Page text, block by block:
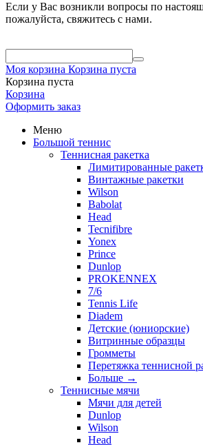
Если у Вас возникли вопросы по
пожалуйста, свяжитесь с нами.
Моя корзина Корзина пуста
Корзина пуста
Корзина
Оформить заказ
Меню
Большой теннис
Теннисная ракетка
Лимитированные
Винтажные ракетки
Wilson
Babolat
Head
Tecnifibre
Yonex
Prince
Dunlop
PROKENNEX
7/6
Tennis Life
Diadem
Детские (юниорские)
Витринные образцы
Громметы
Перетяжка теннисной
Больше →
Теннисные мячи
Мячи для детей
Dunlop
Wilson
Head